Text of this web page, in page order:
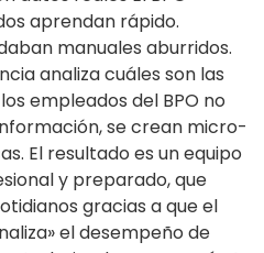
aprendan rápido.
manuales aburridos.
analiza cuáles son las
empleados del BPO no
se crean micro-
El resultado es un equipo
y preparado, que
gracias a que el
el desempeño de